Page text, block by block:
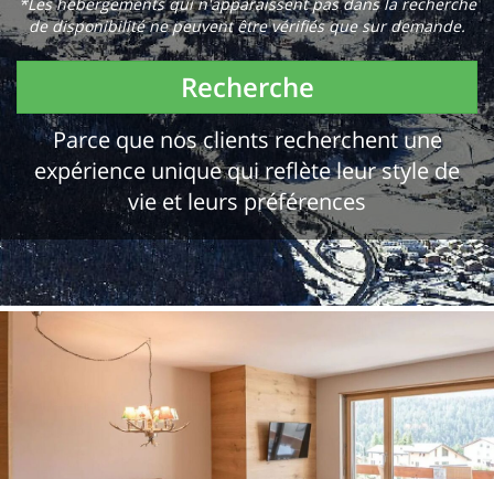
de disponibilité ne peuvent être vérifiés que sur demande.
Recherche
Parce que nos clients recherchent une
expérience unique qui reflète leur style de
vie et leurs préférences